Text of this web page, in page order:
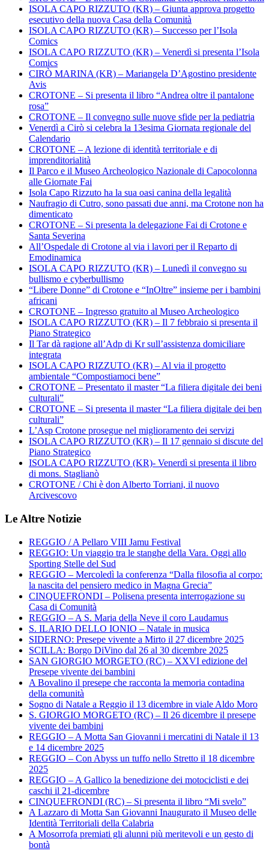
ISOLA CAPO RIZZUTO (KR) – Giunta approva progetto
esecutivo della nuova Casa della Comunità
ISOLA CAPO RIZZUTO (KR) – Successo per l’Isola
Comics
ISOLA CAPO RIZZUTO (KR) – Venerdì si presenta l’Isola
Comics
CIRÒ MARINA (KR) – Mariangela D’Agostino presidente
Avis
CROTONE – Si presenta il libro “Andrea oltre il pantalone
rosa”
CROTONE – Il convegno sulle nuove sfide per la pediatria
Venerdì a Cirò si celebra la 13esima Giornata regionale del
Calendario
CROTONE – A lezione di identità territoriale e di
imprenditorialità
Il Parco e il Museo Archeologico Nazionale di Capocolonna
alle Giornate Fai
Isola Capo Rizzuto ha la sua oasi canina della legalità
Naufragio di Cutro, sono passati due anni, ma Crotone non ha
dimenticato
CROTONE – Si presenta la delegazione Fai di Crotone e
Santa Severina
All’Ospedale di Crotone al via i lavori per il Reparto di
Emodinamica
ISOLA CAPO RIZZUTO (KR) – Lunedì il convegno su
bullismo e cyberbullismo
“Libere Donne” di Crotone e “InOltre” insieme per i bambini
africani
CROTONE – Ingresso gratuito al Museo Archeologico
ISOLA CAPO RIZZUTO (KR) – Il 7 febbraio si presenta il
Piano Strategico
Il Tar dà ragione all’Adp di Kr sull’assistenza domiciliare
integrata
ISOLA CAPO RIZZUTO (KR) – Al via il progetto
ambientale “Compostiamoci bene”
CROTONE – Presentato il master “La filiera digitale dei beni
culturali”
CROTONE – Si presenta il master “La filiera digitale dei ben
culturali”
L’Asp Crotone prosegue nel miglioramento dei servizi
ISOLA CAPO RIZZUTO (KR) – Il 17 gennaio si discute del
Piano Strategico
ISOLA CAPO RIZZUTO (KR)- Venerdì si presenta il libro
di mons. Staglianò
CROTONE / Chi è don Alberto Torriani, il nuovo
Arcivescovo
Le Altre Notizie
REGGIO / A Pellaro VIII Jamu Festival
REGGIO: Un viaggio tra le stanghe della Vara. Oggi allo
Sporting Stelle del Sud
REGGIO – Mercoledì la conferenza “Dalla filosofia al corpo:
la nascita del pensiero medico in Magna Grecia”
CINQUEFRONDI – Polisena presenta interrogazione su
Casa di Comunità
REGGIO – A S. Maria della Neve il coro Laudamus
S. ILARIO DELLO IONIO – Natale in musica
SIDERNO: Presepe vivente a Mirto il 27 dicembre 2025
SCILLA: Borgo DiVino dal 26 al 30 dicembre 2025
SAN GIORGIO MORGETO (RC) – XXVI edizione del
Presepe vivente dei bambini
A Bovalino il presepe che racconta la memoria contadina
della comunità
Sogno di Natale a Reggio il 13 dicembre in viale Aldo Moro
S. GIORGIO MORGETO (RC) – Il 26 dicembre il presepe
vivente dei bambini
REGGIO – A Motta San Giovanni i mercatini di Natale il 13
e 14 dicembre 2025
REGGIO – Con Abyss un tuffo nello Stretto il 18 dicembre
2025
REGGIO – A Gallico la benedizione dei motociclisti e dei
caschi il 21-dicembre
CINQUEFRONDI (RC) – Si presenta il libro “Mi svelo”
A Lazzaro di Motta San Giovanni Inaugurato il Museo delle
Identità Territoriali della Calabria
A Mosorrofa premiati gli alunni più meritevoli e un gesto di
bontà